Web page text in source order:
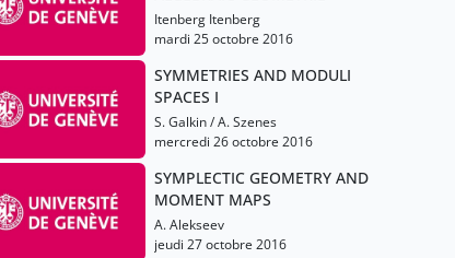
Itenberg Itenberg
mardi 25 octobre 2016
SYMMETRIES AND MODULI
SPACES I
S. Galkin / A. Szenes
mercredi 26 octobre 2016
SYMPLECTIC GEOMETRY AND
MOMENT MAPS
A. Alekseev
jeudi 27 octobre 2016